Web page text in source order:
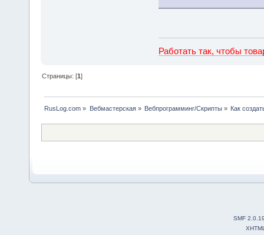
Работать так, чтобы
Страницы: [1]
RusLog.com » Вебмастерская» Вебпрограмминг/Скрипты» Как
SMF